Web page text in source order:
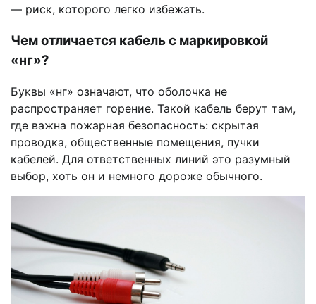
— риск, которого легко избежать.
Чем отличается кабель с маркировкой
«нг»?
Буквы «нг» означают, что оболочка не
распространяет горение. Такой кабель берут там,
где важна пожарная безопасность: скрытая
проводка, общественные помещения, пучки
кабелей. Для ответственных линий это разумный
выбор, хоть он и немного дороже обычного.